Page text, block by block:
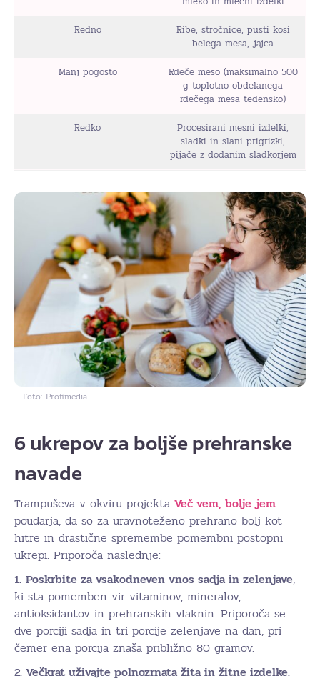
Redno
Ribe, stročnice, pusti kosi
belega mesa, jajca
Manj pogosto
Rdeče meso (maksimalno 500
g toplotno obdelanega
rdečega mesa tedensko)
Redko
Procesirani mesni izdelki,
sladki in slani prigrizki,
pijače z dodanim sladkorjem
Foto: Profimedia
6 ukrepov za boljše prehranske
navade
Trampuševa v okviru projekta Več vem, bolje jem
poudarja, da so za uravnoteženo prehrano bolj kot
hitre in drastične spremembe pomembni postopni
ukrepi. Priporoča naslednje:
1. Poskrbite za vsakodneven vnos sadja in zelenjave,
ki sta pomemben vir vitaminov, mineralov,
antioksidantov in prehranskih vlaknin. Priporoča se
dve porciji sadja in tri porcije zelenjave na dan, pri
čemer ena porcija znaša približno 80 gramov.
2. Večkrat uživajte polnozrnata žita in žitne izdelke.